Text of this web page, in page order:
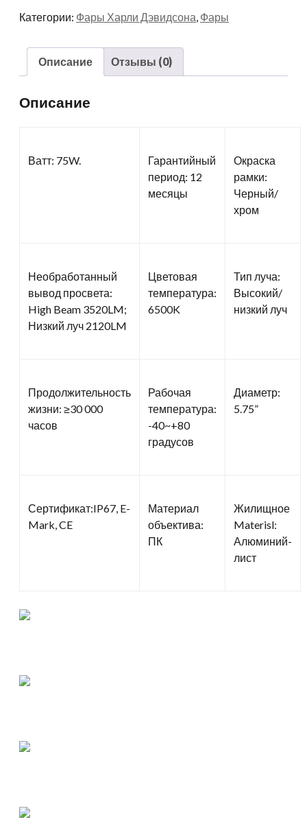
Категории: Фары Харли Дэвидсона Фары
Описание Отзывы (0)
Описание
Ватт: 75W.
Гарантийный
период: 12
месяцы
Окраска
рамки:
Черный/
хром
Необработанный
вывод просвета:
High Beam 3520LM;
Низкий луч 2120LM
Цветовая
температура:
6500K
Тип луча:
Высокий/
низкий луч
Продолжительность
жизни: ≥30 000
часов
Рабочая
температура:
-40~+80
градусов
Диаметр:
5.75”
Сертификат:IP67, E-
Mark, CE
Материал
объектива:
ПК
Жилищное
Materisl:
Алюминий-
лист